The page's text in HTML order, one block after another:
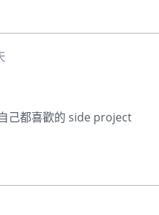
己都喜歡的 side project